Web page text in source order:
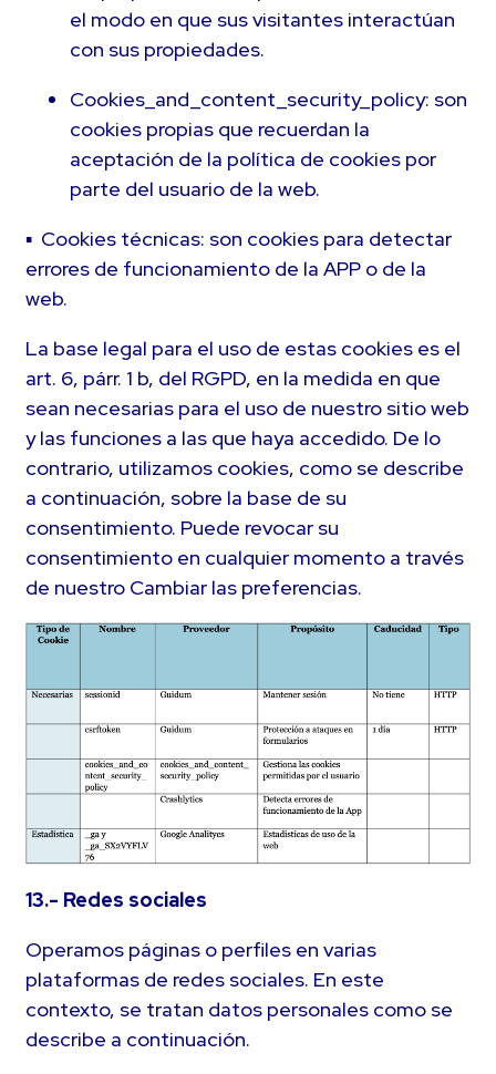
el modo en que sus visitantes interactúan
con sus propiedades.
Cookies_and_content_security_policy: son
cookies propias que recuerdan la
aceptación de la política de cookies por
parte del usuario de la web.
▪ Cookies técnicas: son cookies para detectar
errores de funcionamiento de la APP o de la
web.
La base legal para el uso de estas cookies es el
art. 6, párr. 1 b, del RGPD, en la medida en que
sean necesarias para el uso de nuestro sitio web
y las funciones a las que haya accedido. De lo
contrario, utilizamos cookies, como se describe
a continuación, sobre la base de su
consentimiento. Puede revocar su
consentimiento en cualquier momento a través
de nuestro Cambiar las preferencias.
13.- Redes sociales
Operamos páginas o perfiles en varias
plataformas de redes sociales. En este
contexto, se tratan datos personales como se
describe a continuación.